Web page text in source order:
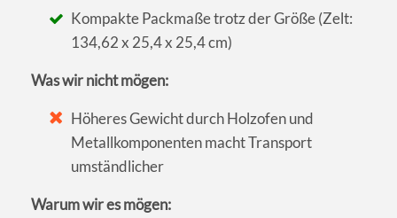
Kompakte Packmaße trotz der Größe (Zelt:
134,62 x 25,4 x 25,4 cm)
Was wir nicht mögen:
Höheres Gewicht durch Holzofen und
Metallkomponenten macht Transport
umständlicher
Warum wir es mögen: